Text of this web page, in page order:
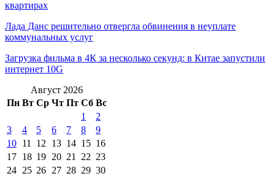
квартирах
Лада Данс решительно отвергла обвинения в неуплате
коммунальных услуг
Загрузка фильма в 4К за несколько секунд: в Китае запустили
интернет 10G
Август 2026
Пн Вт Ср Чт Пт Сб Вс
1
2
3
4 5 6 7 8
9
10 11 12 13 14 15 16
17 18 19 20 21 22 23
24 25 26 27 28 29 30